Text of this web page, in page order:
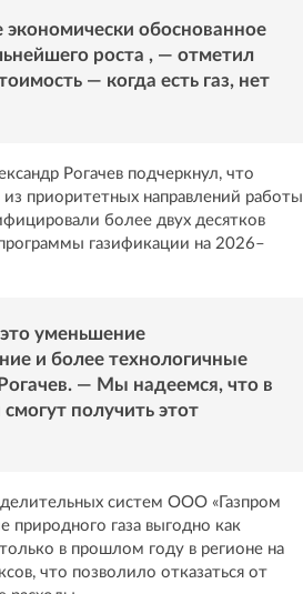
обоснованное
роста , — отметил
— когда есть газ, нет
Рогачев подчеркнул, что
приоритетных направлений работы
более двух десятков
газификации на 2026–
уменьшение
и более технологичные
— Мы надеемся, что в
получить этот
систем ООО «Газпром
газа выгодно как
в прошлом году в регионе на
что позволило отказаться от